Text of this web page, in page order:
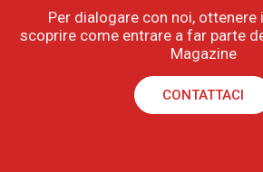
Per dialogare con noi,
scoprire come entrare a far parte
Magazine
CONTATTACI